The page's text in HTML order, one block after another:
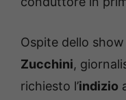
Ospite dello
Zucchini,
richiesto l’indizio